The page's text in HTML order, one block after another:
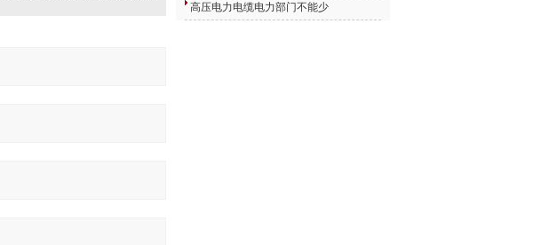
高压电力电缆电力部门不能少